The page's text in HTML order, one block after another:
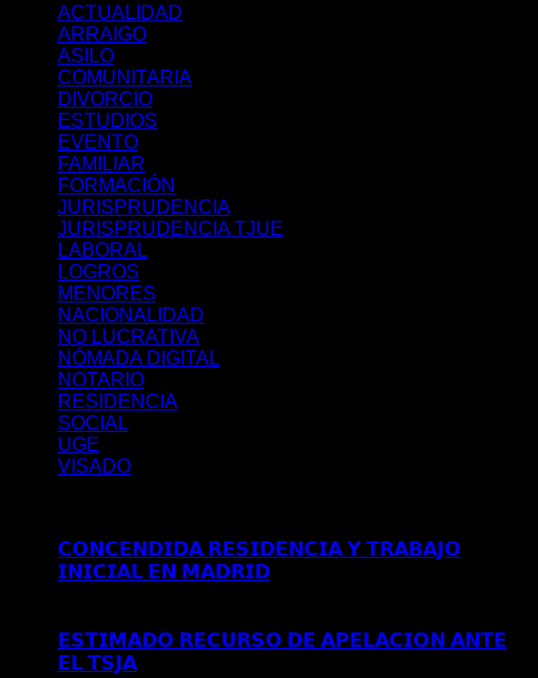
ACTUALIDAD
ARRAIGO
ASILO
COMUNITARIA
DIVORCIO
ESTUDIOS
EVENTO
FAMILIAR
FORMACIÓN
JURISPRUDENCIA
JURISPRUDENCIA TJUE
LABORAL
LOGROS
MENORES
NACIONALIDAD
NO LUCRATIVA
NÓMADA DIGITAL
NOTARIO
RESIDENCIA
SOCIAL
UGE
VISADO
𝗖𝗢𝗡𝗖𝗘𝗡𝗗𝗜𝗗𝗔 𝗥𝗘𝗦𝗜𝗗𝗘𝗡𝗖𝗜𝗔 𝗬 𝗧𝗥𝗔𝗕𝗔𝗝𝗢
𝗜𝗡𝗜𝗖𝗜𝗔𝗟 𝗘𝗡 𝗠𝗔𝗗𝗥𝗜𝗗
𝗘𝗦𝗧𝗜𝗠𝗔𝗗𝗢 𝗥𝗘𝗖𝗨𝗥𝗦𝗢 𝗗𝗘 𝗔𝗣𝗘𝗟𝗔𝗖𝗜𝗢𝗡 𝗔𝗡𝗧𝗘
𝗘𝗟 𝗧𝗦𝗝𝗔